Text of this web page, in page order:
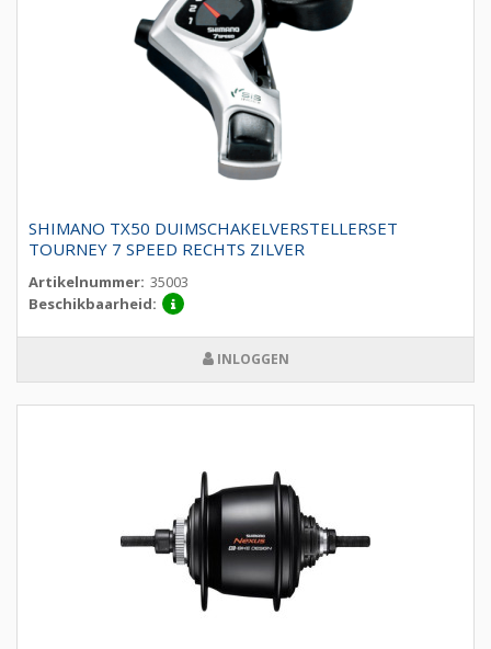
SHIMANO TX50 DUIMSCHAKELVERSTELLERSET
TOURNEY 7 SPEED RECHTS ZILVER
Artikelnummer: 35003
Beschikbaarheid:
INLOGGEN